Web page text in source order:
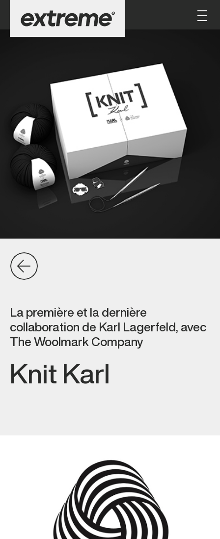
La première et la dernière
collaboration de Karl Lagerfeld, avec
The Woolmark Company
Knit Karl